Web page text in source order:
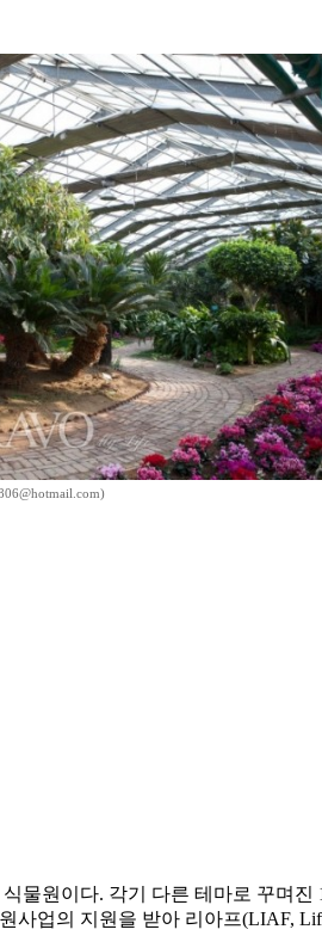
물원이다. 각기 다른 테마로 꾸며
업의 지원을 받아 리아프(LIAF,